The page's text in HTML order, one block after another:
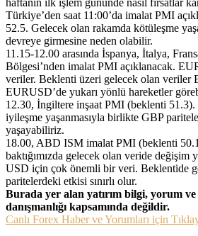
Türkiye’den saat 11:00’da imalat PMI
52.5. Gelecek olan rakamda kötüleşme
devreye girmesine neden olabilir.
11.15-12.00 arasında İspanya, İtalya,
Bölgesi’nden imalat PMI açıklanacak.
veriler. Beklenti üzeri gelecek olan
EURUSD’de yukarı yönlü hareketler
12.30, İngiltere inşaat PMI (beklenti
iyileşme yaşanmasıyla birlikte GBP
yaşayabiliriz.
18.00, ABD ISM imalat PMI (beklenti
baktığımızda gelecek olan veride değişim
USD için çok önemli bir veri. Beklentide
paritelerdeki etkisi sınırlı olur.
Burada yer alan yatırım bilgi, yorum ve
danışmanlığı kapsamında değildir.
Canlı Forex Haber ve Yorumları için